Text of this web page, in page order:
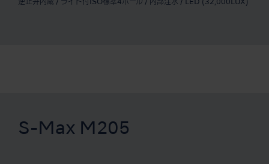
逆止弁内蔵 / ライト付ISO標準4ホール / 内部注水 / LED (32,000LUX)
S-Max M205